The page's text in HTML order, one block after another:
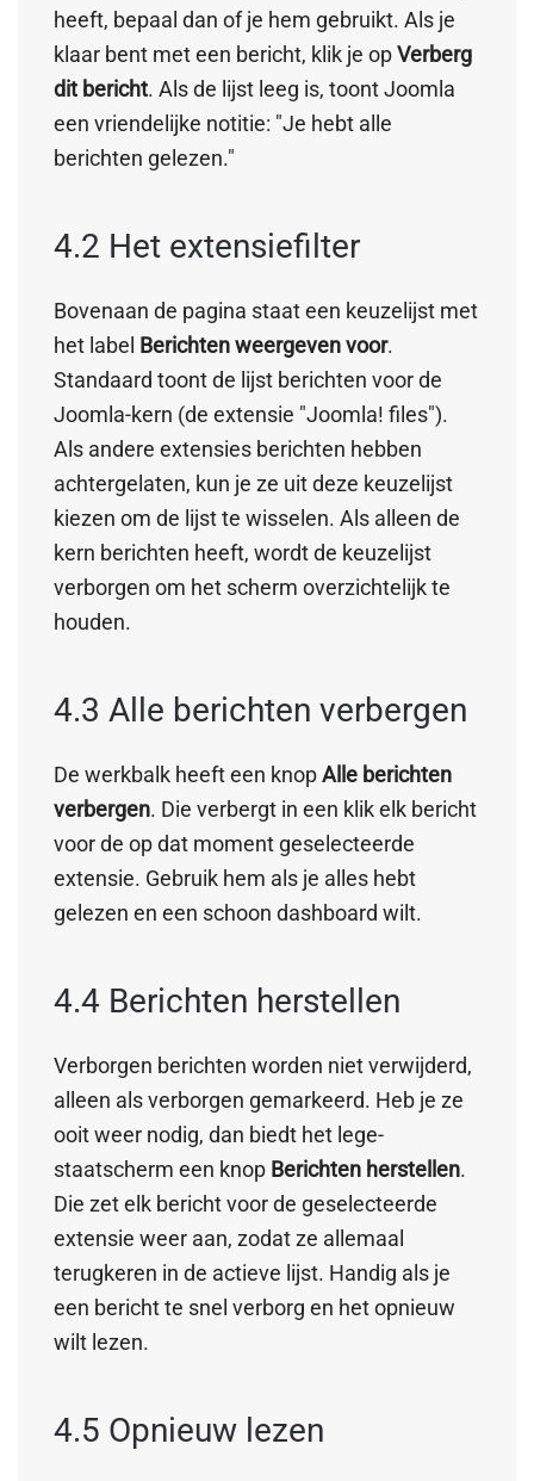
heeft, bepaal dan of je hem gebruikt. Als je
klaar bent met een bericht, klik je opVerberg
dit bericht. Als de lijst leeg is, toont Joomla
een vriendelijke notitie: "Je hebt alle
berichten gelezen."
4.2 Het extensiefilter
Bovenaan de pagina staat een keuzelijst met
het label Berichten weergeven voor.
Standaard toont de lijst berichten voor de
Joomla-kern (de extensie "Joomla! files").
Als andere extensies berichten hebben
achtergelaten, kun je ze uit deze keuzelijst
kiezen om de lijst te wisselen. Als alleen de
kern berichten heeft, wordt de keuzelijst
verborgen om het scherm overzichtelijk te
houden.
4.3 Alle berichten verbergen
De werkbalk heeft een knopAlle berichten
verbergen. Die verbergt in een klik elk bericht
voor de op dat moment geselecteerde
extensie. Gebruik hem als je alles hebt
gelezen en een schoon dashboard wilt.
4.4 Berichten herstellen
Verborgen berichten worden niet verwijderd,
alleen als verborgen gemarkeerd. Heb je ze
ooit weer nodig, dan biedt het lege-
staatscherm een knop Berichten herstellen.
Die zet elk bericht voor de geselecteerde
extensie weer aan, zodat ze allemaal
terugkeren in de actieve lijst. Handig als je
een bericht te snel verborg en het opnieuw
wilt lezen.
4.5 Opnieuw lezen